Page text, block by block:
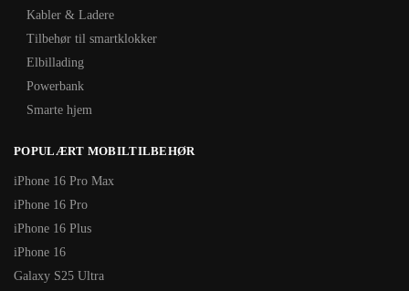
Kabler & Ladere
Tilbehør til smartklokker
Elbillading
Powerbank
Smarte hjem
POPULÆRT MOBILTILBEHØR
iPhone 16 Pro Max
iPhone 16 Pro
iPhone 16 Plus
iPhone 16
Galaxy S25 Ultra